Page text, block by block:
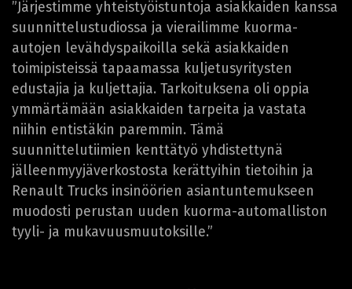
”Järjestimme yhteistyöistuntoja asiakkaiden kanssa
suunnittelustudiossa ja vierailimme kuorma-
autojen levähdyspaikoilla sekä asiakkaiden
toimipisteissä tapaamassa kuljetusyritysten
edustajia ja kuljettajia. Tarkoituksena oli oppia
ymmärtämään asiakkaiden tarpeita ja vastata
niihin entistäkin paremmin. Tämä
suunnittelutiimien kenttätyö yhdistettynä
jälleenmyyjäverkostosta kerättyihin tietoihin ja
Renault Trucks insinöörien asiantuntemukseen
muodosti perustan uuden kuorma-automalliston
tyyli- ja mukavuusmuutoksille.”